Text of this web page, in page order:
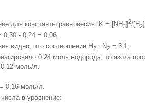
для константы равновесия. K = [NH3]2/[H2]
0,30 - 0,24 = 0,06.
видно, что соотношение H2 : N2 = 3:1,
0,24 моль водорода, то азота
моль/л.
0,16 моль/л.
в уравнение: